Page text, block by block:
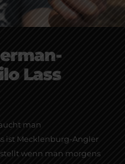
Lass
man
ist Mecklenburg-Angler
wenn man morgens